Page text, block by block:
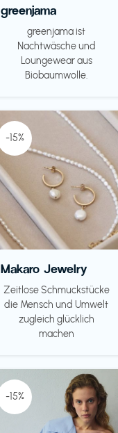
greenjama
greenjama ist
Nachtwäsche und
Loungewear aus
Biobaumwolle.
-15%
Makaro Jewelry
Zeitlose Schmuckstücke
die Mensch und Umwelt
zugleich glücklich
machen
-15%